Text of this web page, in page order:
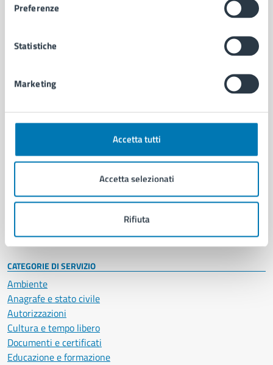
Preferenze
Statistiche
Marketing
Accetta tutti
Accetta selezionati
Rifiuta
Comune di Napoli
AMMINISTRAZIONE
Organi di governo
Enti e fondazioni
Personale amministrativo
Intranet, posta aziendale e protocollo
CATEGORIE DI SERVIZIO
Ambiente
Anagrafe e stato civile
Autorizzazioni
Cultura e tempo libero
Documenti e certificati
Educazione e formazione